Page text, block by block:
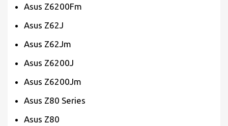
Asus Z6200Fm
Asus Z62J
Asus Z62Jm
Asus Z6200J
Asus Z6200Jm
Asus Z80 Series
Asus Z80